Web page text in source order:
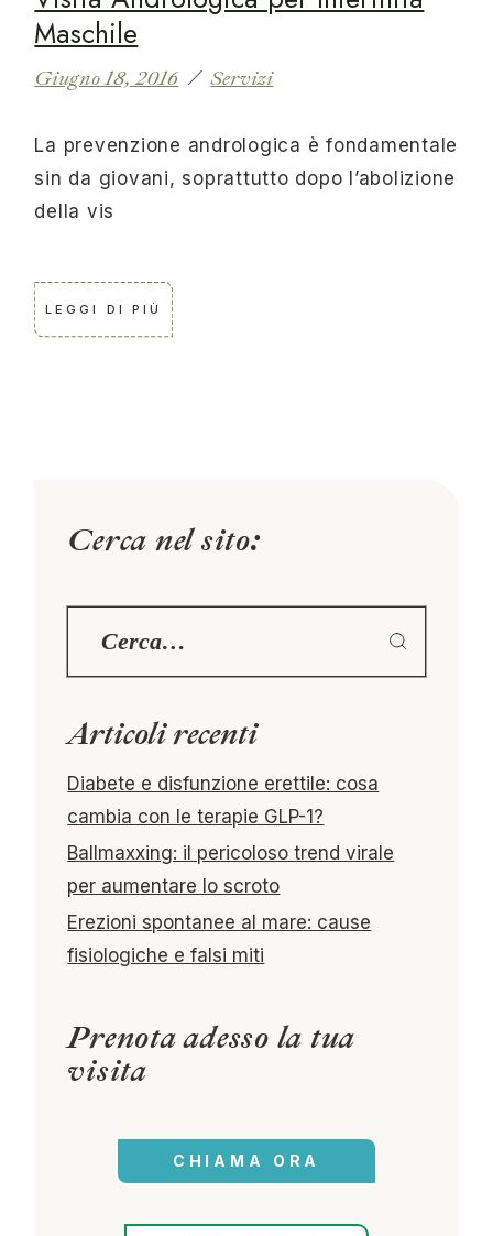
Maschile
Giugno 18, 2016 Servizi
La prevenzione andrologica è fondamentale
sin da giovani, soprattutto dopo l’abolizione
della vis
LEGGI DI PIÙ
Cerca nel sito:
Articoli recenti
Diabete e disfunzione erettile: cosa
cambia con le terapie GLP-1?
Ballmaxxing: il pericoloso trend virale
per aumentare lo scroto
Erezioni spontanee al mare: cause
fisiologiche e falsi miti
Prenota adesso la tua
visita
CHIAMA ORA